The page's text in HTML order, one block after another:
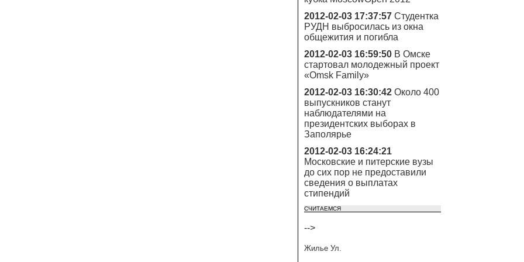
2012-02-03 17:37:57 Студентка
РУДН выбросилась из окна
общежития и погибла
2012-02-03 16:59:50 В Омске
стартовал молодежный проект
«Omsk Family»
2012-02-03 16:30:42 Около 400
выпускников станут
наблюдателями на
президентских выборах в
Заполярье
2012-02-03 16:24:21
Московские и питерские вузы
до сих пор не предоставили
сведения о выплатах
стипендий
СЧИТАЕМСЯ
-->
Жилье Ул.